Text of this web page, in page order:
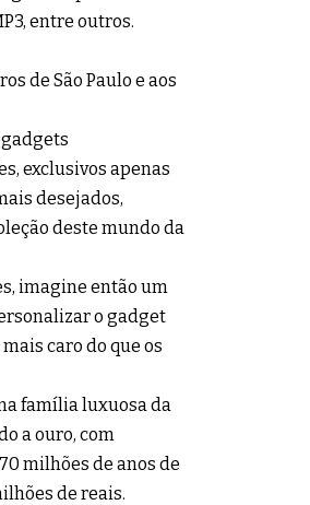
entre outros.
de São Paulo e aos
exclusivos apenas
desejados,
deste mundo da
imagine então um
o gadget
caro do que os
família luxuosa da
a ouro, com
milhões de anos de
de reais.